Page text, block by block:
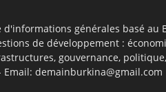
d'informations générales basé au
de développement :
gouvernance,
Email: demainburkina@gmail.com